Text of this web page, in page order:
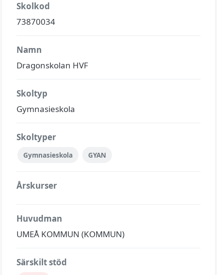
Skolkod
73870034
Namn
Dragonskolan HVF
Skoltyp
Gymnasieskola
Skoltyper
Gymnasieskola GYAN
Årskurser
Huvudman
UMEÅ KOMMUN (KOMMUN)
Särskilt stöd